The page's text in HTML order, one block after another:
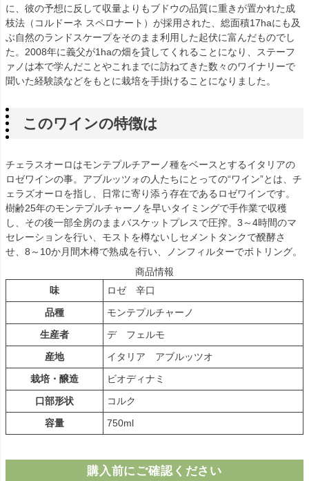
に、彼の予想に反して収量よりもブドウの品質に重きが置かれた成
枝法（コルドーネ スペロナート）が採用された、総面積17haにも及
ぶ自然のランドスケープをそのまま利用した起伏に富んだものでし
た。2008年に義父が1haの畑を貸してくれることになり、ステーフ
ァノは本で学んだことやこれまでに訪ねてきた数々のワイナリーで
聞いた経験談などをもとに栽培を手掛けることになりました。
このワインの特徴は
チェラスオーロはモンテプルチアーノ種をベースとするイタリアの
ロゼワインの事。アブルッツォの人たちにとっての“ワイン”とは、チ
ェラズオーロを指し、日常に寄り添う存在であるロゼワインです。
樹齢25年のモンテプルチャーノを早いタイミングで手作業で収穫
し、その後一部全房のままバスケットプレスで圧搾。3～4時間のマ
セレーションを行い、モストを樽ないしセメントタンクで醗酵さ
せ、8～10か月間木樽で熟成を行い、ノンフィルターでボトリング。
商品情報
味
ロゼ 辛口
品種
モンテプルチャーノ
生産者
デ フェルモ
産地
イタリア アブルッツオ
栽培・醸造
ビオディナミ
口部形状
コルク
容量
750ml
購入前にご確認ください